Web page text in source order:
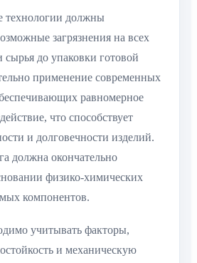
технологии должны
загрязнения на всех
сырья до упаковки готовой
применение современных
равномерное
что способствует
и долговечности изделий.
должна окончательно
физико-химических
компонентов.
учитывать факторы,
и механическую